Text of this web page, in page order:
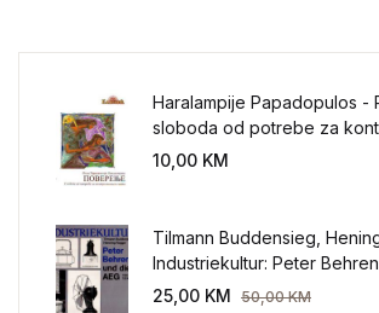
Haralampije Papadopulos -
sloboda od potrebe za
sveta
10,00 KM
Tilmann Buddensieg,
Industriekultur: Peter
AEG 1907-1914.
25,00 KM 50,00KM